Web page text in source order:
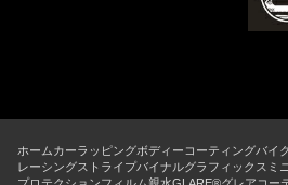
ホームカーラッピングボディーコーティングバイ
レーシングストライプバイナルグラフィックス ミ